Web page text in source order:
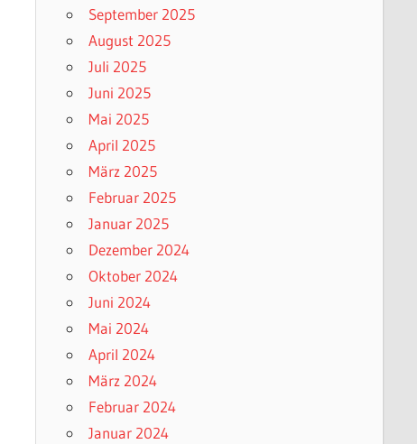
September 2025
August 2025
Juli 2025
Juni 2025
Mai 2025
April 2025
März 2025
Februar 2025
Januar 2025
Dezember 2024
Oktober 2024
Juni 2024
Mai 2024
April 2024
März 2024
Februar 2024
Januar 2024